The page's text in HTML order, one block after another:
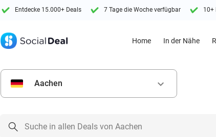
Entdecke 15.000+ Deals 7 Tage die Woche verfügbar 10+
Home In der Nähe
Aachen keyboard_arrow_down